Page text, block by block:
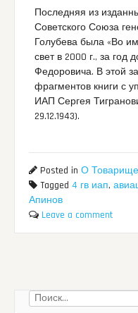
Последняя из
Советского Союза
Голубева была «Во
свет в 2000 г., за год
Федоровича. В этой
фрагментов книги с
ИАП Сергея
29.12.1943).
Posted inО
Tagged4 гв иап,
Апинов
Leave a comment
Найти: